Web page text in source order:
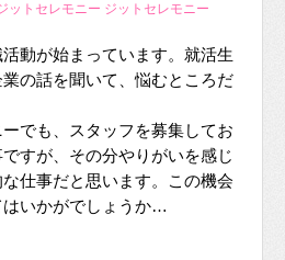
ットセレモニー ジットセレモニー
動が始まっています。就活生
の話を聞いて、悩むところだ
でも、スタッフを募集してお
すが、その分やりがいを感じ
仕事だと思います。この機会
いかがでしょうか…